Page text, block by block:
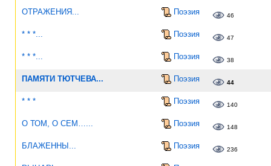
ОТРАЖЕНИЯ... Поэзия 46
* * *... Поэзия 47
* * *... Поэзия 38
ПАМЯТИ ТЮТЧЕВА... Поэзия 44
* * * Поэзия 140
О ТОМ, О СЕМ…... Поэзия 148
БЛАЖЕННЫ... Поэзия 236